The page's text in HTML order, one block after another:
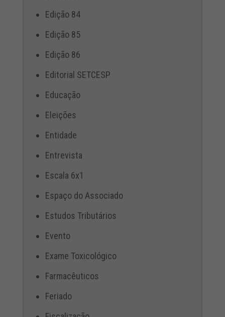
Edição 84
Edição 85
Edição 86
Editorial SETCESP
Educação
Eleições
Entidade
Entrevista
Escala 6x1
Espaço do Associado
Estudos Tributários
Evento
Exame Toxicológico
Farmacêuticos
Feriado